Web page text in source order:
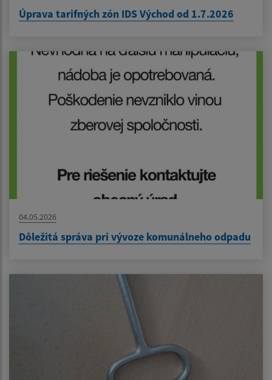
Úprava tarifných zón IDS Východ od 1.7.2026
04.05.2026
Dôležitá správa pri vývoze komunálneho odpadu